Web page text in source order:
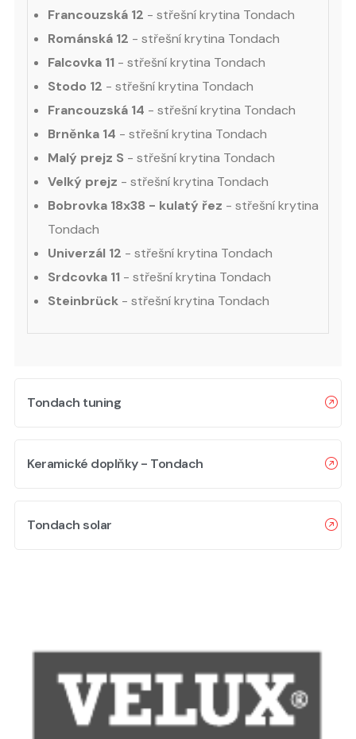
Francouzská 12 - střešní krytina Tondach
Románská 12 - střešní krytina Tondach
Falcovka 11 - střešní krytina Tondach
Stodo 12 - střešní krytina Tondach
Francouzská 14 - střešní krytina Tondach
Brněnka 14 - střešní krytina Tondach
Malý prejz S - střešní krytina Tondach
Velký prejz - střešní krytina Tondach
Bobrovka 18x38 - kulatý řez - střešní krytina
Tondach
Univerzál 12 - střešní krytina Tondach
Srdcovka 11 - střešní krytina Tondach
Steinbrück - střešní krytina Tondach
Tondach tuning
Keramické doplňky - Tondach
Tondach solar